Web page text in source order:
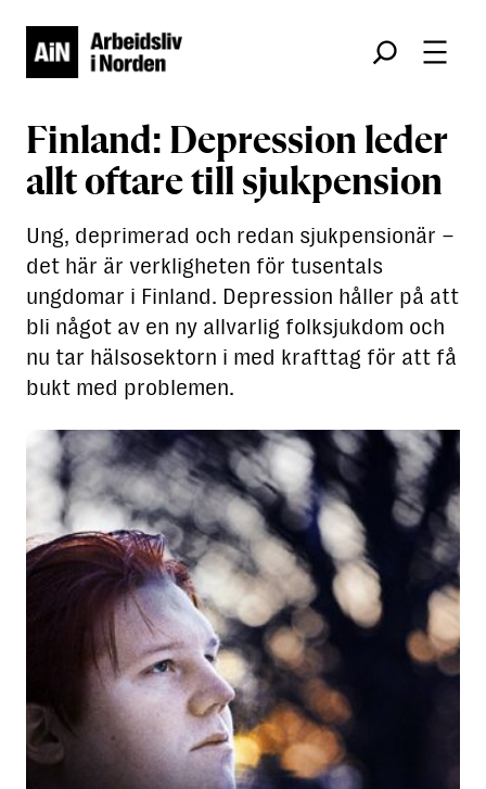
Søk
Finland: Depression leder
allt oftare till sjukpension
Ung, deprimerad och redan sjukpensionär –
det här är verkligheten för tusentals
ungdomar i Finland. Depression håller på att
bli något av en ny allvarlig folksjukdom och
nu tar hälsosektorn i med krafttag för att få
bukt med problemen.